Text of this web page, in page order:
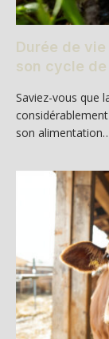
Durée de
son cycle
Saviez-vous que
son